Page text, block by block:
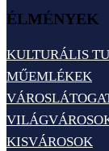
ÉLMÉNYEK
KULTURÁLIS
MŰEMLÉKEK
KISVÁROSOK